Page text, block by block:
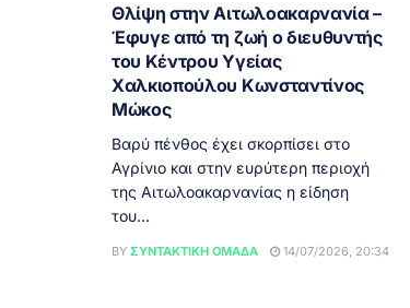
Θλίψη στην Αιτωλοακαρνανία –
Έφυγε από τη ζωή ο διευθυντής
του Κέντρου Υγείας
Χαλκιοπούλου Κωνσταντίνος
Μώκος
Βαρύ πένθος έχει σκορπίσει στο
Αγρίνιο και στην ευρύτερη περιοχή
της Αιτωλοακαρνανίας η είδηση
του...
BY ΣΥΝΤΑΚΤΙΚΉ ΟΜΆΔΑ 14/07/2026, 20:34